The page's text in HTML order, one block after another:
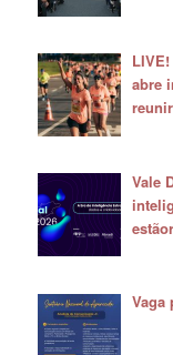
abre
Vale
Vaga